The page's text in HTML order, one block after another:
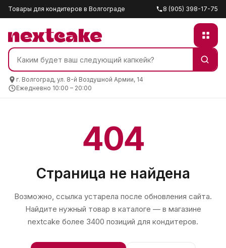
Товары для кондитеров в Волгограде 8 (905) 398-17-75
г. Волгоград, ул. 8-й Воздушной Армии, 14
Ежедневно 10:00 – 20:00
404
Страница не найдена
Возможно, ссылка устарела после обновления сайта.
Найдите нужный товар в каталоге — в магазине
nextcake более 3400 позиций для кондитеров.